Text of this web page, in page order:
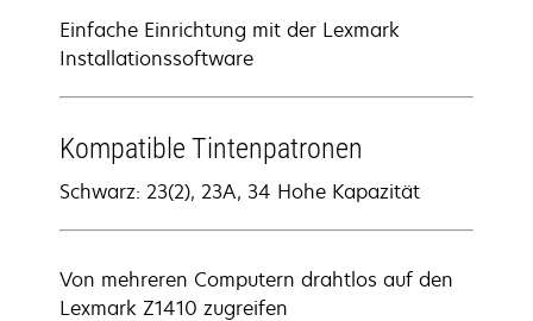
Einfache Einrichtung mit der Lexmark
Installationssoftware
Kompatible Tintenpatronen
Schwarz: 23(2), 23A, 34 Hohe Kapazität
Von mehreren Computern drahtlos auf den
Lexmark Z1410 zugreifen